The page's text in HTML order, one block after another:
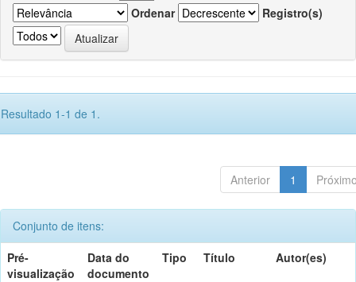
Ordenar
Registro(s)
Resultado 1-1 de 1.
Anterior 1
Conjunto de itens:
Pré-
visualização
Data do
documento
Tipo Título Autor(es)